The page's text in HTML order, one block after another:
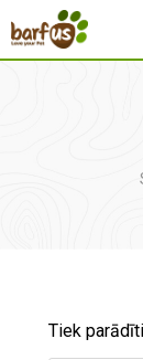
uz
Tiek